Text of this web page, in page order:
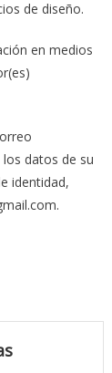
de diseño.
en medios
datos de su
identidad,